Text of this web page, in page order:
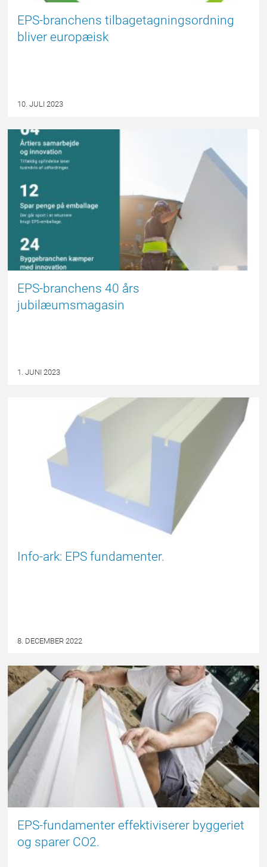
EPS-branchens tilbagetagningsordning
bliver europæisk
10. JULI 2023
EPS-branchens 40 års
jubilæumsmagasin
1. JUNI 2023
Info-ark: EPS fundamenter.
8. DECEMBER 2022
PRESSEMEDDELELSE
EPS-fundamenter effektiviserer byggeriet
og sparer CO2.
PRESSEMEDDELELSE